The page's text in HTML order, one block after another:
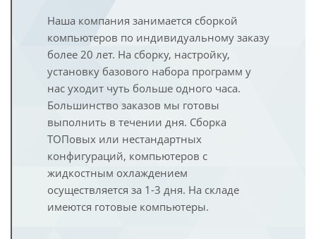
Наша компания занимается сборкой
компьютеров по индивидуальному заказу
более 20 лет. На сборку, настройку,
установку базового набора программ у
нас уходит чуть больше одного часа.
Большинство заказов мы готовы
выполнить в течении дня. Сборка
ТОПовых или нестандартных
конфигураций, компьютеров с
жидкостным охлаждением
осуществляется за 1-3 дня. На складе
имеются готовые компьютеры.